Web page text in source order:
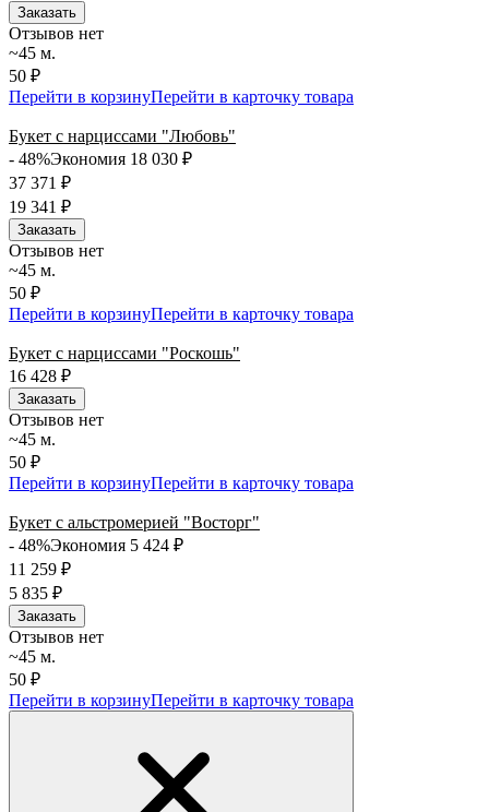
Заказать
Отзывов нет
~45 м.
50 ₽
Перейти в корзинуПерейти в карточку товара
Букет с нарциссами "Любовь"
- 48%Экономия 18 030 ₽
37 371 ₽
19 341 ₽
Заказать
Отзывов нет
~45 м.
50 ₽
Перейти в корзинуПерейти в карточку товара
Букет с нарциссами "Роскошь"
16 428 ₽
Заказать
Отзывов нет
~45 м.
50 ₽
Перейти в корзинуПерейти в карточку товара
Букет с альстромерией "Восторг"
- 48%Экономия 5 424 ₽
11 259 ₽
5 835 ₽
Заказать
Отзывов нет
~45 м.
50 ₽
Перейти в корзинуПерейти в карточку товара